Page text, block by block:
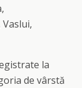
la
de vârstă